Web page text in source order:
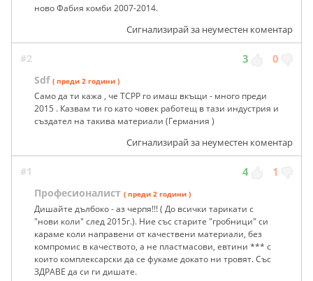
ново Фабия комби 2007-2014.
Сигнализирай за неуместен коментар
#2 3 0
Sdf ( преди 2 години )
Само да ти кажа , че TCPP го имаш вкъщи - много преди
2015 . Казвам ти го като човек работещ в тази индустрия и
създател на такива материали (Германия )
Сигнализирай за неуместен коментар
#1 4 1
Професионалист ( преди 2 години )
Дишайте дълбоко - аз черпя!!! ( До всички тарикати с
"нови коли" след 2015г.). Ние със старите "гробници" си
караме коли направени от качествени материали, без
компромис в качеството, а не пластмасови, евтини *** с
които комплексарски да се фукаме докато ни тровят. Със
ЗДРАВЕ да си ги дишате.